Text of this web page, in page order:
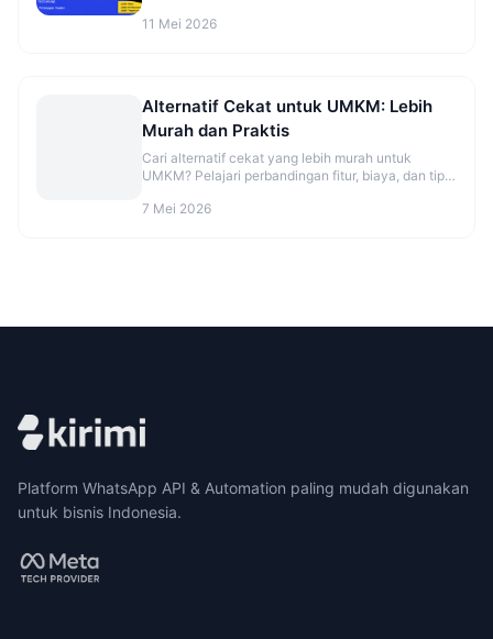
11 Mei 2026
Alternatif Cekat untuk UMKM: Lebih
Murah dan Praktis
Cari alternatif cekat yang lebih murah untuk
UMKM? Pelajari perbandingan fitur, biaya, dan tips
7 Mei 2026
Platform WhatsApp API & Automation paling mudah digunakan
untuk bisnis Indonesia.